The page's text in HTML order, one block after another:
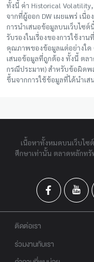
ทั้งนี้ ค่า Historical
จากที่ผู้ออก DW เผยแพร่ เนื่
การนำเสนอข้อมูลบนเว็บไซต์
รับรองในเรื่องของการใช้งา
คุณภาพของข้อมูลแต่อย่างใด
เสนอข้อมูลที่ถูกต้อง ทั้งนี้ ตล
กรณีประมาท) สำหรับข้อผิดพ
ขึ้นจากการใช้ข้อมูลที่ได้นำเส
เนื้อหาทั้งหมดบนเว็บไซ
ศึกษาเท่านั้น ตลาดหลักท
ติดต่อเรา
ร่วมงานกับเรา